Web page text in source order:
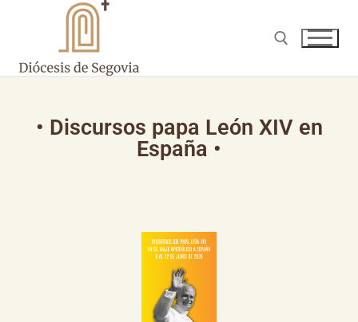
• Discursos papa León XIV en
España •